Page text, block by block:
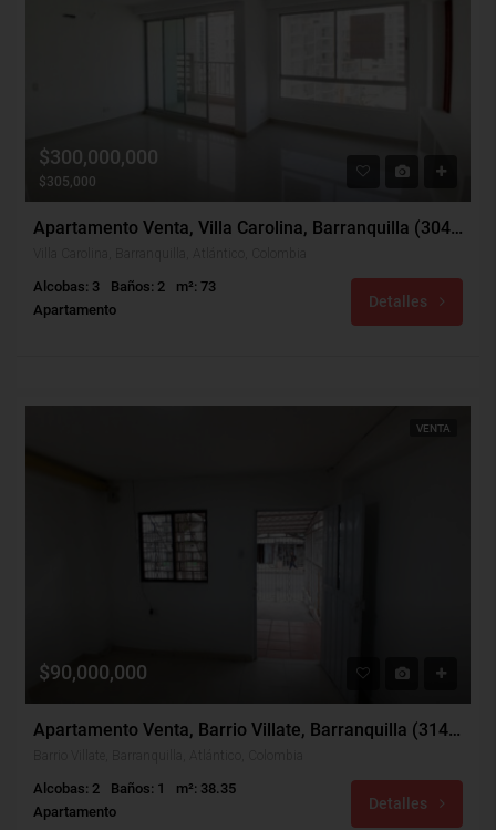
$300,000,000
$305,000
Apartamento Venta, Villa Carolina, Barranquilla (30476)
Alcobas: 3 Baños: 2
m²: 73
Apartamento
Detalles
VENTA
$90,000,000
Apartamento Venta, Barrio Villate, Barranquilla (31447)
Alcobas: 2 Baños: 1
m²: 38.35
Apartamento
Detalles